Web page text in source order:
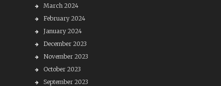
March 2024
February 2024
January 2024
December 2023
November 2023
October 2023
September 2023